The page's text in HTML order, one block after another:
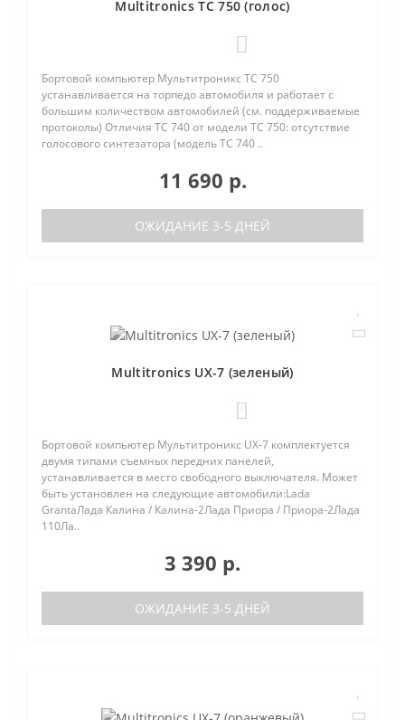
Multitronics TC 750 (голос)
Бортовой компьютер Мультитроникс TC 750
устанавливается на торпедо автомобиля и работает с
большим количеством автомобилей (см. поддерживаемые
протоколы) Отличия TC 740 от модели TC 750: отсутствие
голосового синтезатора (модель TC 740 ..
11 690 р.
ОЖИДАНИЕ 3-5 ДНЕЙ
Multitronics UX-7 (зеленый)
Бортовой компьютер Мультитроникс UX-7 комплектуется
двумя типами съемных передних панелей,
устанавливается в место свободного выключателя. Может
быть установлен на следующие автомобили:Lada
GrantaЛада Калина / Калина-2Лада Приора / Приора-2Лада
110Ла..
3 390 р.
ОЖИДАНИЕ 3-5 ДНЕЙ